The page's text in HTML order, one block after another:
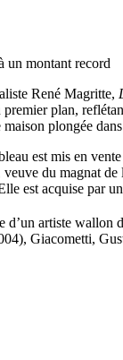
un montant record
René Magritte,
premier plan,
plongée
est mis en
du magnat de
est acquise par
d’un artiste wallon
Giacometti,